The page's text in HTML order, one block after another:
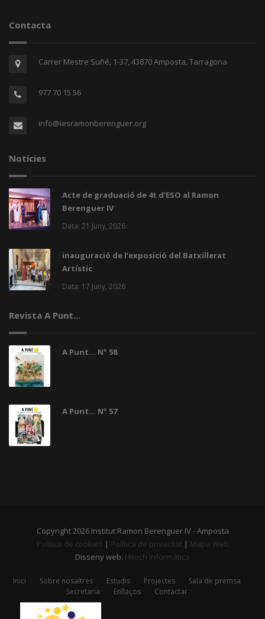
Contacta
Carrer Mestre Suñé, 1-37, 43870 Amposta, Tarragona
977 70 15 56
info@iesramonberenguer.org
Notícies
Acte de graduació de 4t d’ESO al Ramon
Berenguer IV
Data: 21 Juny, 2026
inauguració de l’exposició del Batxillerat
Artístic
Data: 17 Juny, 2026
Revista A Punt...
A Punt... Nº 58
A Punt... Nº 57
Copyright 2026 Institut Ramon Berenguer IV - Amposta
Política de cookies | Política de privacitat| Mapa Web
Disseny web: Hitech Informática
Inici Sobre nosaltres Estudis Projectes
Sala de premsa
Secretaria
Enllaços Contactar